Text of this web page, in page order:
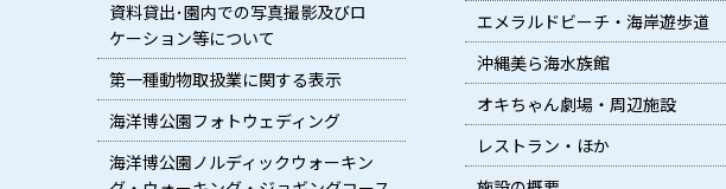
資料貸出･園内での写真撮影及びロ
ケーション等について
第一種動物取扱業に関する表示
海洋博公園フォトウェディング
海洋博公園ノルディックウォーキン
エメラルドビーチ・海岸遊歩道
沖縄美ら海水族館
オキちゃん劇場・周辺施設
レストラン・ほか